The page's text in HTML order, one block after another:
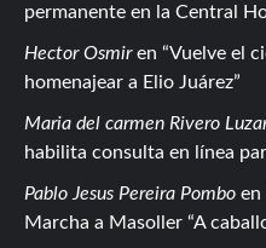
permanente en la Central
Hector Osmiren
Vuelve el
homenajear a Elio Juárez
Maria del carmen Rivero
habilita consulta en línea
Pablo Jesus Pereira Pombo en
Marcha a Masoller “A